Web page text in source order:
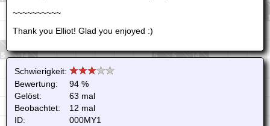
~~~~~~~~~~
Thank you Elliot! Glad you enjoyed :)
Schwierigkeit:
Bewertung:
94 %
Gelöst:
63 mal
Beobachtet:
12 mal
ID:
000MY1